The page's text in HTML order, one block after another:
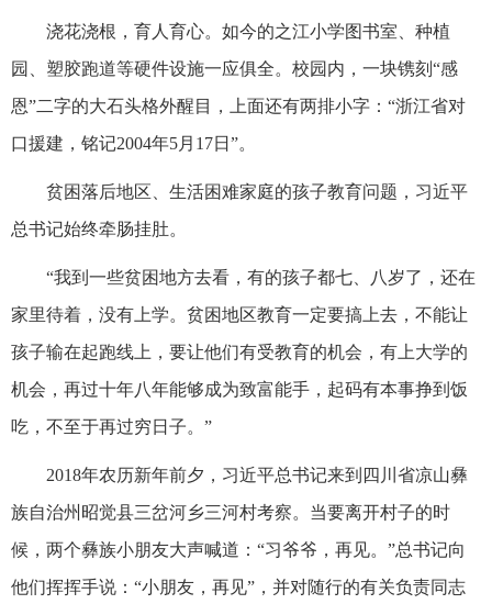
浇花浇根，育人育心。如今的之江小学图书室、种植
园、塑胶跑道等硬件设施一应俱全。校园内，一块镌刻“感
恩”二字的大石头格外醒目，上面还有两排小字：“浙江省对
口援建，铭记2004年5月17日”。
贫困落后地区、生活困难家庭的孩子教育问题，习近平
总书记始终牵肠挂肚。
“我到一些贫困地方去看，有的孩子都七、八岁了，还在
家里待着，没有上学。贫困地区教育一定要搞上去，不能让
孩子输在起跑线上，要让他们有受教育的机会，有上大学的
机会，再过十年八年能够成为致富能手，起码有本事挣到饭
吃，不至于再过穷日子。”
2018年农历新年前夕，习近平总书记来到四川省凉山彝
族自治州昭觉县三岔河乡三河村考察。当要离开村子的时
候，两个彝族小朋友大声喊道：“习爷爷，再见。”总书记向
他们挥挥手说：“小朋友，再见”，并对随行的有关负责同志